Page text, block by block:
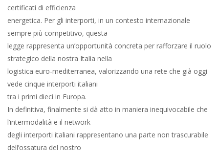
certificati di efficienza
energetica. Per gli interporti, in un contesto internazionale
sempre più competitivo, questa
legge rappresenta un’opportunità concreta per rafforzare il ruolo
strategico della nostra Italia nella
logistica euro-mediterranea, valorizzando una rete che già oggi
vede cinque interporti italiani
tra i primi dieci in Europa.
In definitiva, finalmente si dà atto in maniera inequivocabile che
l’intermodalità e il network
degli interporti italiani rappresentano una parte non trascurabile
dell’ossatura del nostro